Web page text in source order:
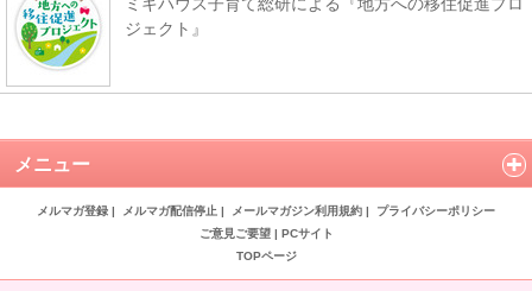
ジェクト』
メニュー
メルマガ登録 | メルマガ配信停止 | メールマガジン利用規約 | プライバシーポリシー
ご意見ご要望| PCサイト
TOPページ